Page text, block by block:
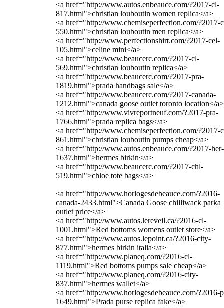
<a href="http://www.autos.enbeauce.com/?2017-cl-
817.html">christian louboutin women replica</a>
<a href="http://www.chemiseperfection.com/?2017-
550.html">christian louboutin men replica</a>
<a href="http://www.perfectionshirt.com/?2017-cel-
105.html">celine mini</a>
<a href="http://www.beaucerc.com/?2017-cl-
569.html">christian louboutin replica</a>
<a href="http://www.beaucerc.com/?2017-pra-
1819.html">prada handbags sale</a>
<a href="http://www.beaucerc.com/?2017-canada-
1212.html">canada goose outlet toronto location</a>
<a href="http://www.vivreportneuf.com/?2017-pra-
1766.html">prada replica bags</a>
<a href="http://www.chemiseperfection.com/?2017-
861.html">christian louboutin pumps cheap</a>
<a href="http://www.autos.enbeauce.com/?2017-her-
1637.html">hermes birkin</a>
<a href="http://www.beaucerc.com/?2017-chl-
519.html">chloe tote bags</a>
<a href="http://www.horlogesdebeauce.com/?2016-
canada-2433.html">Canada Goose chilliwack parka
outlet price</a>
<a href="http://www.autos.lereveil.ca/?2016-cl-
1001.html">Red bottoms womens outlet store</a>
<a href="http://www.autos.lepoint.ca/?2016-city-
877.html">hermes birkin italia</a>
<a href="http://www.planeq.com/?2016-cl-
1119.html">Red bottoms pumps sale cheap</a>
<a href="http://www.planeq.com/?2016-city-
837.html">hermes wallet</a>
<a href="http://www.horlogesdebeauce.com/?2016-
1649.html">Prada purse replica fake</a>